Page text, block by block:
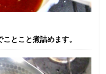
とこと煮詰めます。